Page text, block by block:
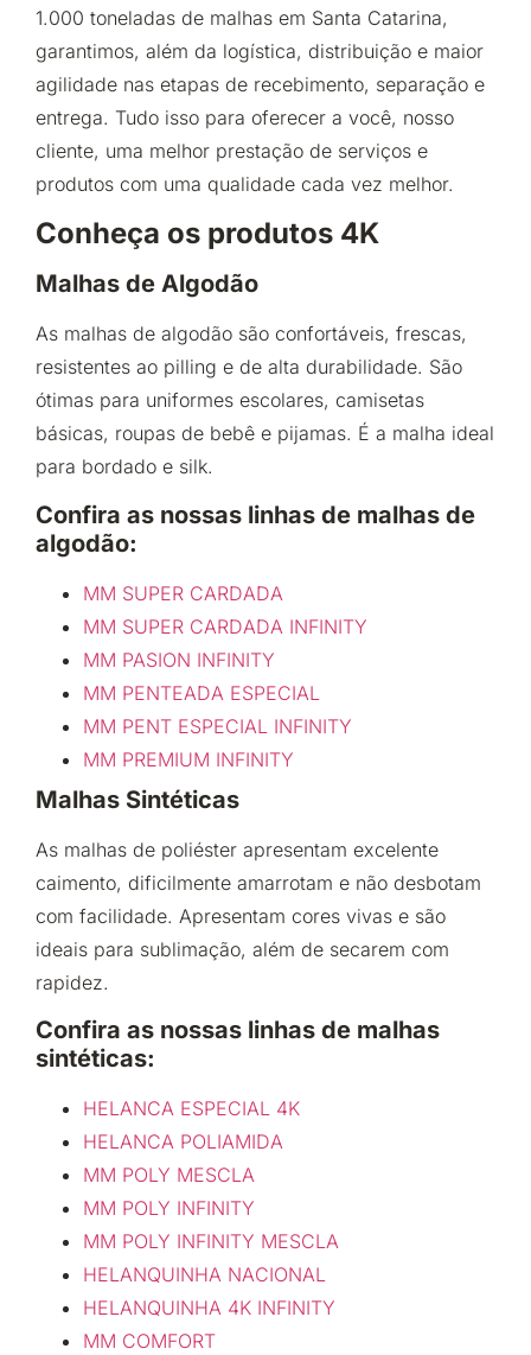
1.000 toneladas de malhas em Santa Catarina,
garantimos, além da logística, distribuição e maior
agilidade nas etapas de recebimento, separação e
entrega. Tudo isso para oferecer a você, nosso
cliente, uma melhor prestação de serviços e
produtos com uma qualidade cada vez melhor.
Conheça os produtos 4K
Malhas de Algodão
As malhas de algodão são confortáveis, frescas,
resistentes ao pilling e de alta durabilidade. São
ótimas para uniformes escolares, camisetas
básicas, roupas de bebê e pijamas. É a malha ideal
para bordado e silk.
Confira as nossas linhas de malhas de
algodão:
MM SUPER CARDADA
MM SUPER CARDADA INFINITY
MM PASION INFINITY
MM PENTEADA ESPECIAL
MM PENT ESPECIAL INFINITY
MM PREMIUM INFINITY
Malhas Sintéticas
As malhas de poliéster apresentam excelente
caimento, dificilmente amarrotam e não desbotam
com facilidade. Apresentam cores vivas e são
ideais para sublimação, além de secarem com
rapidez.
Confira as nossas linhas de malhas
sintéticas:
HELANCA ESPECIAL 4K
HELANCA POLIAMIDA
MM POLY MESCLA
MM POLY INFINITY
MM POLY INFINITY MESCLA
HELANQUINHA NACIONAL
HELANQUINHA 4K INFINITY
MM COMFORT